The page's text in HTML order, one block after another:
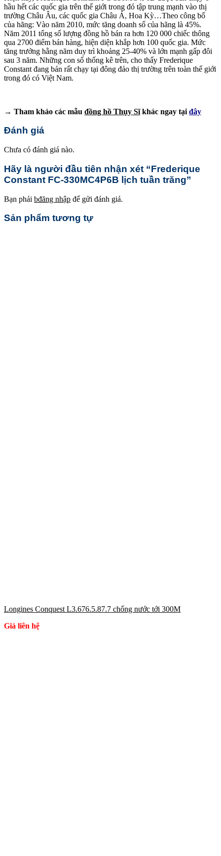
hầu hết các quốc gia trên thế giới trong đó tập trung mạnh vào thị
trường Châu Âu, các quốc gia Châu Á, Hoa Kỳ…Theo công bố
của hãng: Vào năm 2010, mức tăng doanh số của hãng là 45%.
Năm 2011 tổng số lượng đồng hồ bán ra hơn 120 000 chiếc thông
qua 2700 điểm bán hàng, hiện diện khắp hơn 100 quốc gia. Mức
tăng trưởng hằng năm duy trì khoảng 25-40% và lớn mạnh gấp đôi
sau 3 năm. Những con số thống kê trên, cho thấy Frederique
Constant đang bán rất chạy tại đông đảo thị trường trên toàn thế giới
trong đó có Việt Nam.
→ Tham khảo các mẫu đồng hồ Thụy Sĩkhác ngay tại đây
Đánh giá
Chưa có đánh giá nào.
Hãy là người đầu tiên nhận xét “Frederique
Constant FC-330MC4P6B lịch tuần trăng”
Bạn phải bđăng nhập để gửi đánh giá.
Sản phẩm tương tự
Longines Conquest L3.676.5.87.7 chống nước tới 300M
Giá liên hệ